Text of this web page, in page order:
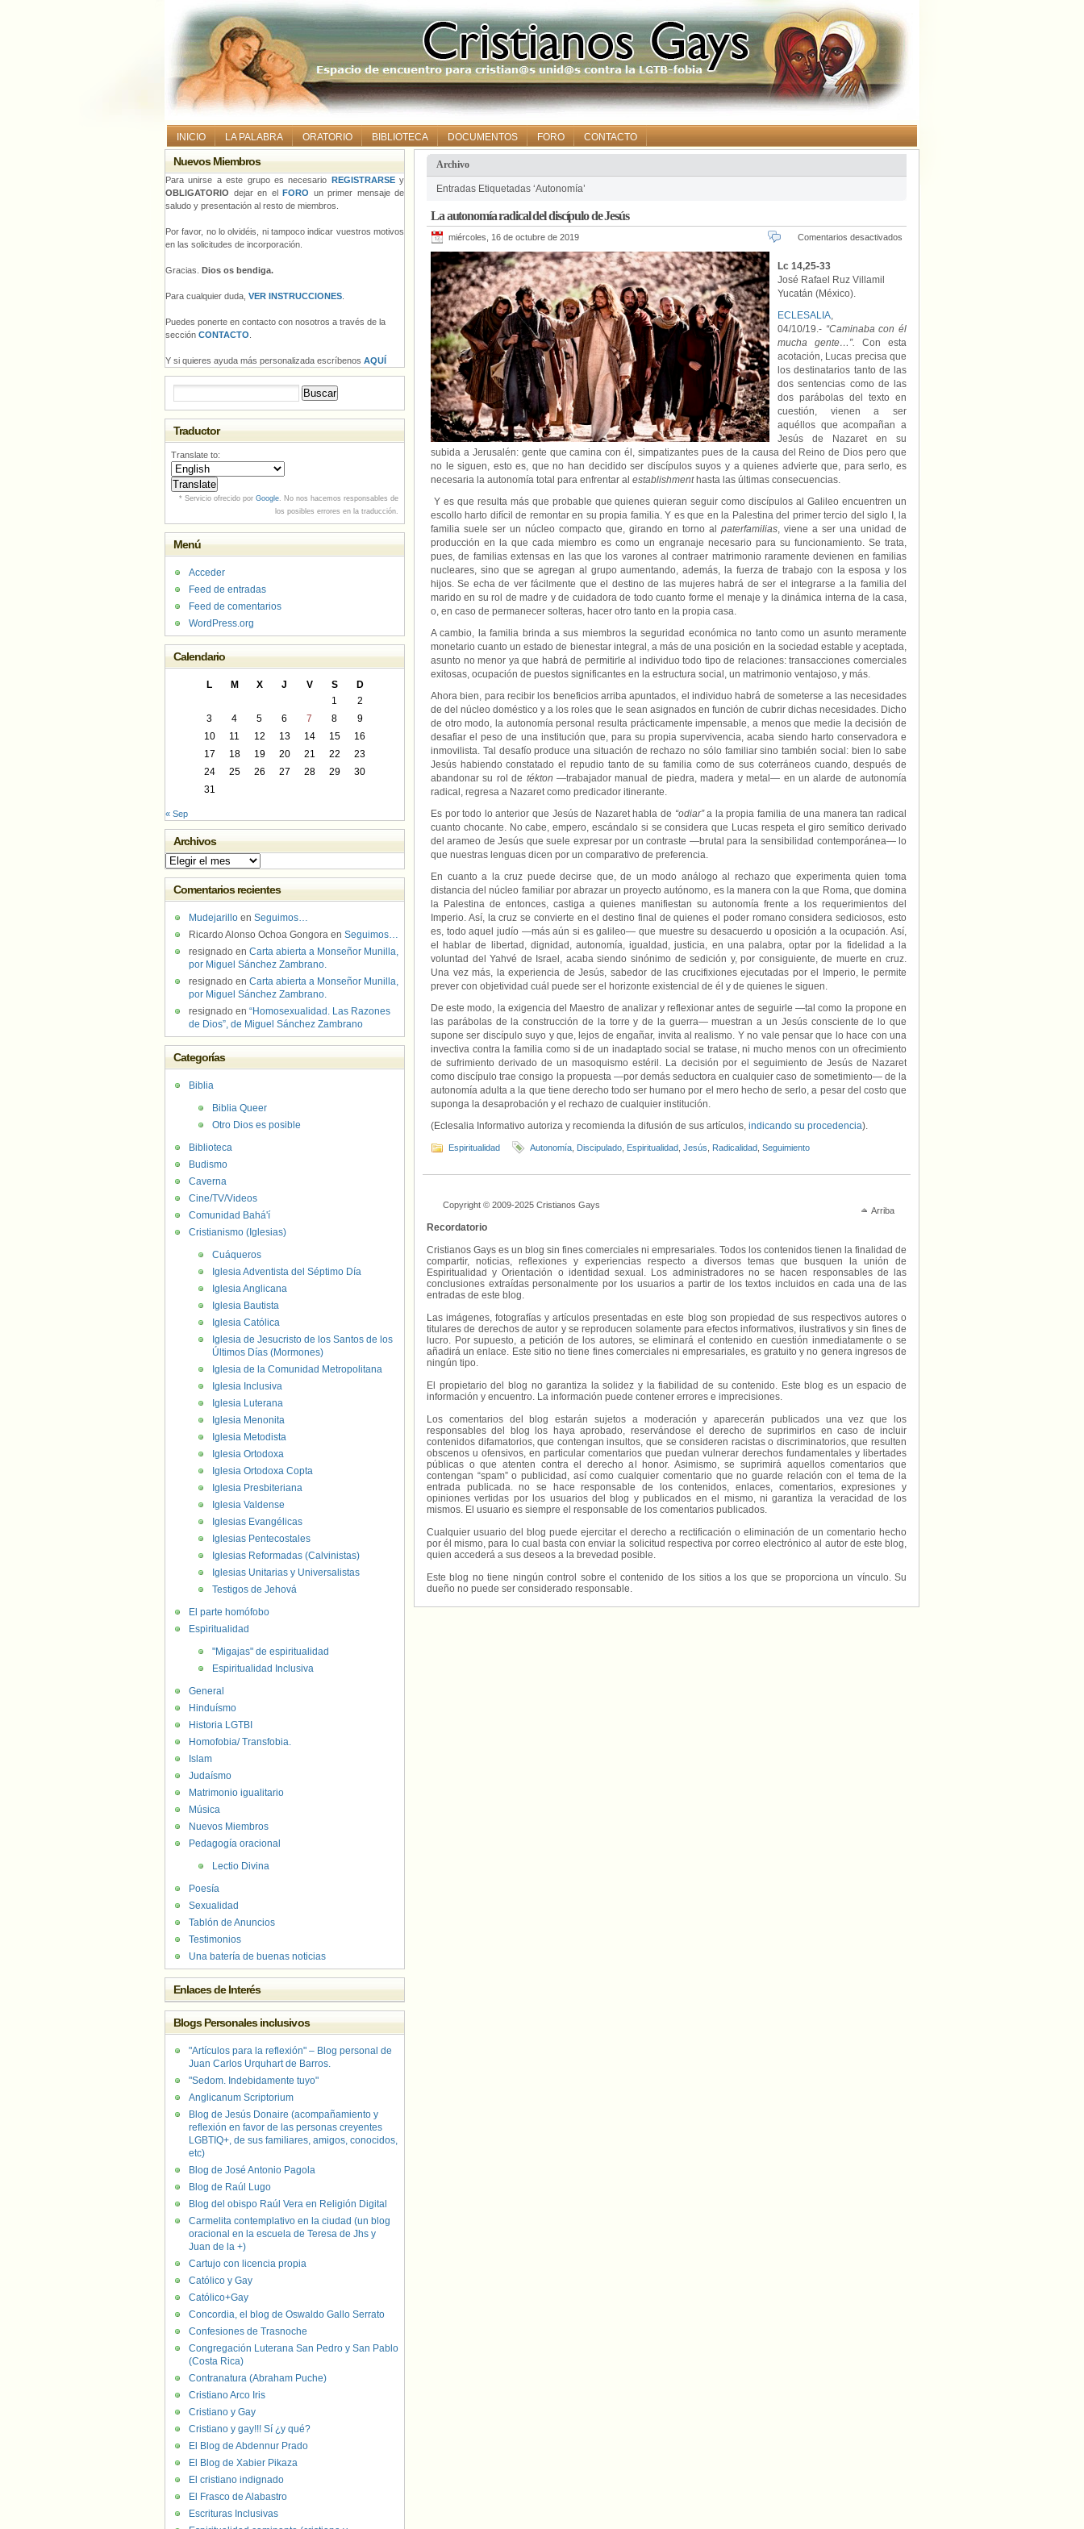
INICIO LA PALABRA ORATORIO BIBLIOTECA DOCUMENTOS FORO CONTACTO
Archivo
Entradas Etiquetadas ‘Autonomía’
La autonomía radical del discípulo de Jesús
miércoles, 16 de octubre de 2019 Comentarios desactivados
Lc 14,25-33
José Rafael Ruz Villamil
Yucatán (México).
ECLESALIA,
04/10/19.- “Caminaba con él
mucha gente…”. Con esta
acotación, Lucas precisa que
los destinatarios tanto de las
dos sentencias como de las
dos parábolas del texto en
cuestión, vienen a ser
aquéllos que acompañan a
Jesús de Nazaret en su
subida a Jerusalén: gente que camina con él, simpatizantes pues de la causa del Reino de Dios pero que
no le siguen, esto es, que no han decidido ser discípulos suyos y a quienes advierte que, para serlo, es
necesaria la autonomía total para enfrentar al establishmenthasta las últimas consecuencias.
Y es que resulta más que probable que quienes quieran seguir como discípulos al Galileo encuentren un
escollo harto difícil de remontar en su propia familia. Y es que en la Palestina del primer tercio del siglo I, la
familia suele ser un núcleo compacto que, girando en torno al paterfamilias, viene a ser una unidad de
producción en la que cada miembro es como un engranaje necesario para su funcionamiento. Se trata,
pues, de familias extensas en las que los varones al contraer matrimonio raramente devienen en familias
nucleares, sino que se agregan al grupo aumentando, además, la fuerza de trabajo con la esposa y los
hijos. Se echa de ver fácilmente que el destino de las mujeres habrá de ser el integrarse a la familia del
marido en su rol de madre y de cuidadora de todo cuanto forme el menaje y la dinámica interna de la casa,
o, en caso de permanecer solteras, hacer otro tanto en la propia casa.
A cambio, la familia brinda a sus miembros la seguridad económica no tanto como un asunto meramente
monetario cuanto un estado de bienestar integral, a más de una posición en la sociedad estable y aceptada,
asunto no menor ya que habrá de permitirle al individuo todo tipo de relaciones: transacciones comerciales
exitosas, ocupación de puestos significantes en la estructura social, un matrimonio ventajoso, y más.
Ahora bien, para recibir los beneficios arriba apuntados, el individuo habrá de someterse a las necesidades
de del núcleo doméstico y a los roles que le sean asignados en función de cubrir dichas necesidades. Dicho
de otro modo, la autonomía personal resulta prácticamente impensable, a menos que medie la decisión de
desafiar el peso de una institución que, para su propia supervivencia, acaba siendo harto conservadora e
inmovilista. Tal desafío produce una situación de rechazo no sólo familiar sino también social: bien lo sabe
Jesús habiendo constatado el repudio tanto de su familia como de sus coterráneos cuando, después de
abandonar su rol de tékton —trabajador manual de piedra, madera y metal— en un alarde de autonomía
radical, regresa a Nazaret como predicador itinerante.
Es por todo lo anterior que Jesús de Nazaret habla de “odiar”a la propia familia de una manera tan radical
cuanto chocante. No cabe, empero, escándalo si se considera que Lucas respeta el giro semítico derivado
del arameo de Jesús que suele expresar por un contraste —brutal para la sensibilidad contemporánea— lo
que nuestras lenguas dicen por un comparativo de preferencia.
En cuanto a la cruz puede decirse que, de un modo análogo al rechazo que experimenta quien toma
distancia del núcleo familiar por abrazar un proyecto autónomo, es la manera con la que Roma, que domina
la Palestina de entonces, castiga a quienes manifiestan su autonomía frente a los requerimientos del
Imperio. Así, la cruz se convierte en el destino final de quienes el poder romano considera sediciosos, esto
es, todo aquel judío —más aún si es galileo— que muestre su desacuerdo u oposición a la ocupación. Así,
el hablar de libertad, dignidad, autonomía, igualdad, justicia, en una palabra, optar por la fidelidad a la
voluntad del Yahvé de Israel, acaba siendo sinónimo de sedición y, por consiguiente, de muerte en cruz.
Una vez más, la experiencia de Jesús, sabedor de las crucifixiones ejecutadas por el Imperio, le permite
prever con objetividad cuál puede ser el horizonte existencial de él y de quienes le siguen.
De este modo, la exigencia del Maestro de analizar y reflexionar antes de seguirle —tal como la propone en
las parábolas de la construcción de la torre y de la guerra— muestran a un Jesús consciente de lo que
supone ser discípulo suyo y que, lejos de engañar, invita al realismo. Y no vale pensar que lo hace con una
invectiva contra la familia como si de un inadaptado social se tratase, ni mucho menos con un ofrecimiento
de sufrimiento derivado de un masoquismo estéril. La decisión por el seguimiento de Jesús de Nazaret
como discípulo trae consigo la propuesta —por demás seductora en cualquier caso de sometimiento— de la
autonomía adulta a la que tiene derecho todo ser humano por el mero hecho de serlo, a pesar del costo que
suponga la desaprobación y el rechazo de cualquier institución.
(Eclesalia Informativo autoriza y recomienda la difusión de sus artículos, indicando su procedencia).
Espiritualidad Autonomía Discipulado Espiritualidad Jesús Radicalidad Seguimiento
Arriba
Copyright © 2009-2025 Cristianos Gays
Recordatorio
Cristianos Gays es un blog sin fines comerciales ni empresariales. Todos los contenidos tienen la finalidad de
compartir, noticias, reflexiones y experiencias respecto a diversos temas que busquen la unión de
Espiritualidad y Orientación o identidad sexual. Los administradores no se hacen responsables de las
conclusiones extraídas personalmente por los usuarios a partir de los textos incluidos en cada una de las
entradas de este blog.
Las imágenes, fotografías y artículos presentadas en este blog son propiedad de sus respectivos autores o
titulares de derechos de autor y se reproducen solamente para efectos informativos, ilustrativos y sin fines de
lucro. Por supuesto, a petición de los autores, se eliminará el contenido en cuestión inmediatamente o se
añadirá un enlace. Este sitio no tiene fines comerciales ni empresariales, es gratuito y no genera ingresos de
ningún tipo.
El propietario del blog no garantiza la solidez y la fiabilidad de su contenido. Este blog es un espacio de
información y encuentro. La información puede contener errores e imprecisiones.
Los comentarios del blog estarán sujetos a moderación y aparecerán publicados una vez que los
responsables del blog los haya aprobado, reservándose el derecho de suprimirlos en caso de incluir
contenidos difamatorios, que contengan insultos, que se consideren racistas o discriminatorios, que resulten
obscenos u ofensivos, en particular comentarios que puedan vulnerar derechos fundamentales y libertades
públicas o que atenten contra el derecho al honor. Asimismo, se suprimirá aquellos comentarios que
contengan “spam” o publicidad, así como cualquier comentario que no guarde relación con el tema de la
entrada publicada. no se hace responsable de los contenidos, enlaces, comentarios, expresiones y
opiniones vertidas por los usuarios del blog y publicados en el mismo, ni garantiza la veracidad de los
mismos. El usuario es siempre el responsable de los comentarios publicados.
Cualquier usuario del blog puede ejercitar el derecho a rectificación o eliminación de un comentario hecho
por él mismo, para lo cual basta con enviar la solicitud respectiva por correo electrónico al autor de este blog,
quien accederá a sus deseos a la brevedad posible.
Este blog no tiene ningún control sobre el contenido de los sitios a los que se proporciona un vínculo. Su
dueño no puede ser considerado responsable.
Nuevos Miembros
Para unirse a este grupo es necesario REGISTRARSEy
OBLIGATORIO dejar en el FORO un primer mensaje de
saludo y presentación al resto de miembros.
Por favor, no lo olvidéis, ni tampoco indicar vuestros motivos
en las solicitudes de incorporación.
Gracias. Dios os bendiga.
Para cualquier duda, VER INSTRUCCIONES
Puedes ponerte en contacto con nosotros a través de la
sección CONTACTO
Y si quieres ayuda más personalizada escríbenos AQUÍ
Traductor
Translate to:
* Servicio ofrecido por Google. No nos hacemos responsables de
los posibles errores en la traducción.
Menú
Acceder
Feed de entradas
Feed de comentarios
WordPress.org
Calendario
L M X J V S
D
1
2
3
4 5 6 7 8
9
10
11 12 13 14 15
16
17
18 19 20 21 22
23
24
25 26 27 28 29
30
31
« Sep
Archivos
Archivos
Comentarios recientes
Mudejarillo en Seguimos…
Ricardo Alonso Ochoa Gongora en Seguimos…
resignado en Carta abierta a Monseñor Munilla,
por Miguel Sánchez Zambrano.
resignado en Carta abierta a Monseñor Munilla,
por Miguel Sánchez Zambrano.
resignado en “Homosexualidad. Las Razones
de Dios”, de Miguel Sánchez Zambrano
Categorías
Biblia
Biblia Queer
Otro Dios es posible
Biblioteca
Budismo
Caverna
Cine/TV/Videos
Comunidad Bahá'í
Cristianismo (Iglesias)
Cuáqueros
Iglesia Adventista del Séptimo Día
Iglesia Anglicana
Iglesia Bautista
Iglesia Católica
Iglesia de Jesucristo de los Santos de los
Últimos Días (Mormones)
Iglesia de la Comunidad Metropolitana
Iglesia Inclusiva
Iglesia Luterana
Iglesia Menonita
Iglesia Metodista
Iglesia Ortodoxa
Iglesia Ortodoxa Copta
Iglesia Presbiteriana
Iglesia Valdense
Iglesias Evangélicas
Iglesias Pentecostales
Iglesias Reformadas (Calvinistas)
Iglesias Unitarias y Universalistas
Testigos de Jehová
El parte homófobo
Espiritualidad
"Migajas" de espiritualidad
Espiritualidad Inclusiva
General
Hinduísmo
Historia LGTBI
Homofobia/ Transfobia.
Islam
Judaísmo
Matrimonio igualitario
Música
Nuevos Miembros
Pedagogía oracional
Lectio Divina
Poesía
Sexualidad
Tablón de Anuncios
Testimonios
Una batería de buenas noticias
Enlaces de Interés
Blogs Personales inclusivos
"Artículos para la reflexión" – Blog personal de
Juan Carlos Urquhart de Barros.
"Sedom. Indebidamente tuyo"
Anglicanum Scriptorium
Blog de Jesús Donaire (acompañamiento y
reflexión en favor de las personas creyentes
LGBTIQ+, de sus familiares, amigos, conocidos,
etc)
Blog de José Antonio Pagola
Blog de Raúl Lugo
Blog del obispo Raúl Vera en Religión Digital
Carmelita contemplativo en la ciudad (un blog
oracional en la escuela de Teresa de Jhs y
Juan de la +)
Cartujo con licencia propia
Católico y Gay
Católico+Gay
Concordia, el blog de Oswaldo Gallo Serrato
Confesiones de Trasnoche
Congregación Luterana San Pedro y San Pablo
(Costa Rica)
Contranatura (Abraham Puche)
Cristiano Arco Iris
Cristiano y Gay
Cristiano y gay!!! Sí ¿y qué?
El Blog de Abdennur Prado
El Blog de Xabier Pikaza
El cristiano indignado
El Frasco de Alabastro
Escrituras Inclusivas